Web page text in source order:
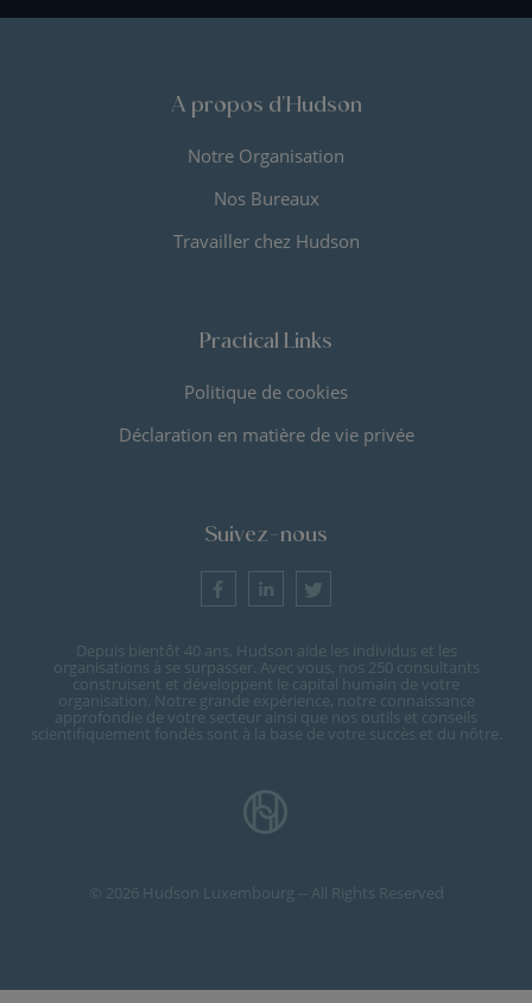
A propos d'Hudson
Notre Organisation
Nos Bureaux
Travailler chez Hudson
Practical Links
Politique de cookies
Déclaration en matière de vie privée
Suivez-nous
Depuis bientôt 40 ans, Hudson aide les individus et les
organisations à se surpasser. Avec vous, nos 250 consultants
construisent et développent le capital humain de votre
organisation. Notre grande expérience, notre connaissance
approfondie de votre secteur ainsi que nos outils et conseils
scientifiquement fondés sont à la base de votre succès et du nôtre.
© 2026 Hudson Luxembourg -- All Rights Reserved